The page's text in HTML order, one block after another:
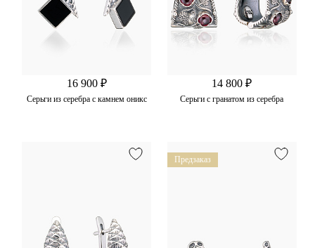
16 900 ₽
Серьги из серебра с камнем оникс
14 800 ₽
Серьги с гранатом из серебра
Предзаказ